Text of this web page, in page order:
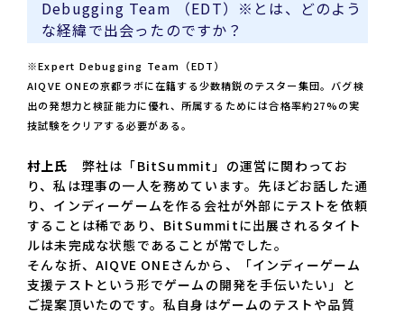
Debugging Team （EDT）※とは、どのよう
な経緯で出会ったのですか？
※Expert Debugging Team（EDT）
AIQVE ONEの京都ラボに在籍する少数精鋭のテスター集団。バグ検
出の発想力と検証能力に優れ、所属するためには合格率約27%の実
技試験をクリアする必要がある。
村上氏 弊社は「BitSummit」の運営に関わってお
り、私は理事の一人を務めています。先ほどお話した通
り、インディーゲームを作る会社が外部にテストを依頼
することは稀であり、BitSummitに出展されるタイト
ルは未完成な状態であることが常でした。
そんな折、AIQVE ONEさんから、「インディーゲーム
支援テストという形でゲームの開発を手伝いたい」と
ご提案頂いたのです。私自身はゲームのテストや品質